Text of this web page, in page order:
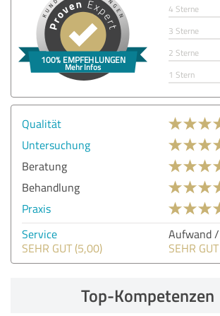
4 Sterne
3 Sterne
2 Sterne
1 Stern
Qualität
Untersuchung
Beratung
Behandlung
Praxis
Service
SEHR GUT (5,00)
Aufwand
SEHR
Top-Kompetenzen